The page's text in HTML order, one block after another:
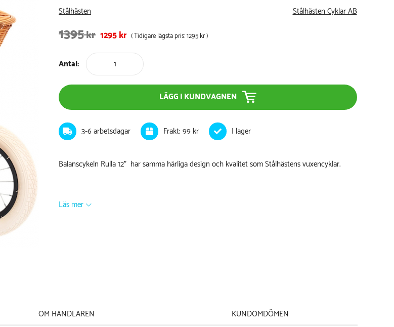
Stålhästen Stålhästen Cyklar AB
1395kr 1295kr ( Tidigare lägsta pris:1295 kr)
Antal:
LÄGG I KUNDVAGNEN
3-6 arbetsdagar Frakt: 99 kr
Balanscykeln Rulla 12" har samma härliga design och kvalitet som Stålhästens vuxencyklar.
Läs mer
OM HANDLAREN KUNDOMDÖMEN